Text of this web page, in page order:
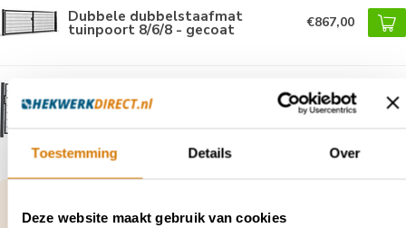
Toestemming Details Over
Deze website maakt gebruik van cookies
Dubbele dubbelstaafmat
tuinpoort 8/6/8 - gecoat €867,00
Tuinpoort dubbelstaafmat 6/5/6
- gecoat €470,00
bestelling?